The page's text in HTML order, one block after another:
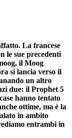
La francese
le sue precedenti
il Moog
si lancia verso il
un altro
due: il Prophet 5
hanno tentato
ottime, ma è la
in ambito
entrambi in